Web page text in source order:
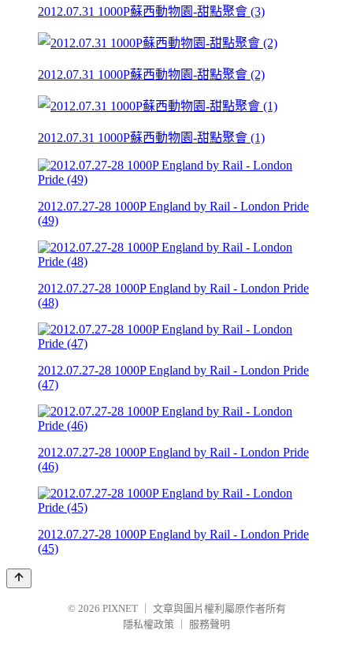
2012.07.31 1000P蘇西動物園-甜點聚會 (3)
2012.07.31 1000P蘇西動物園-甜點聚會 (2)
2012.07.31 1000P蘇西動物園-甜點聚會 (1)
2012.07.27-28 1000P England by Rail - London Pride
(49)
2012.07.27-28 1000P England by Rail - London Pride
(48)
2012.07.27-28 1000P England by Rail - London Pride
(47)
2012.07.27-28 1000P England by Rail - London Pride
(46)
2012.07.27-28 1000P England by Rail - London Pride
(45)
© 2026 PIXNET
文章與圖片權利屬原作者所有
隱私權政策
服務聲明